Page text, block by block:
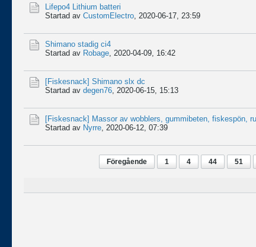
Lifepo4 Lithium batteri
Startad av CustomElectro, 2020-06-17, 23:59
Shimano stadig ci4
Startad av Robage, 2020-04-09, 16:42
[Fiskesnack] Shimano slx dc
Startad av degen76, 2020-06-15, 15:13
[Fiskesnack] Massor av wobblers, gummibeten, fiskespön,
Startad av Nyrre, 2020-06-12, 07:39
Föregående 1 4 44 51